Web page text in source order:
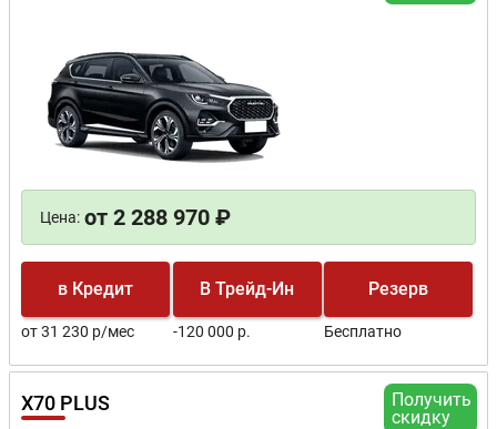
Цена: от 2 288 970 ₽
в Кредит
от 31 230 р/мес
В Трейд-Ин
-120 000 р.
Резерв
Бесплатно
Получить
скидку
X70 PLUS